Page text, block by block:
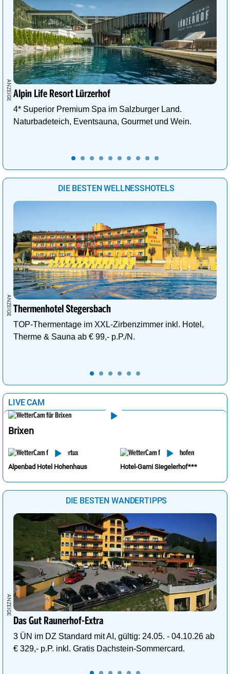
Alpin Life Resort Lürzerhof
4* Superior Premium Spa im Salzburger Land.
Naturbadeteich, Eventsauna, Gourmet und Wein.
DIE BESTEN WELLNESSHOTELS
Thermenhotel Stegersbach
TOP-Thermentage im XXL-Zirbenzimmer inkl. Hotel,
Therme & Sauna ab € 99,- p.P./N.
LIVE CAM
Brixen
Alpenbad Hotel Hohenhaus Hotel-Garni Siegelerhof***
DIE BESTEN WANDERTIPPS
Das Gut Raunerhof-Extra
3 ÜN im DZ Standard mit AI, gültig: 24.05. - 04.10.26 ab
€ 329,- p.P. inkl. Gratis Dachstein-Sommercard.